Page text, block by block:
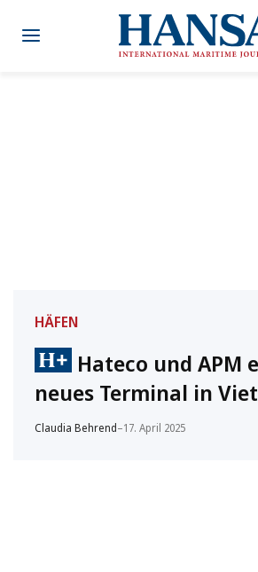
Inhalt
HÄFEN
Hateco und APM
neues Terminal in
Claudia Behrend–17. April 2025